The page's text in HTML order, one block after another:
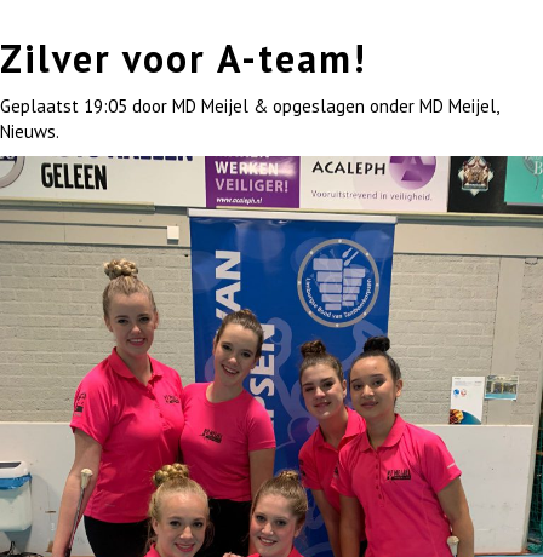
Zilver voor A-team!
Geplaatst 19:05 door MD Meijel & opgeslagen onder MD Meijel,
Nieuws.